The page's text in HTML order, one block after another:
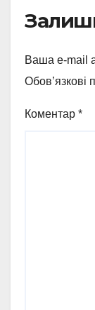
Ваша e-mail
Обов’язкові
Коментар *